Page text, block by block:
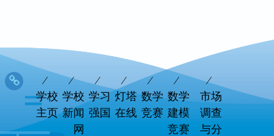
学校
主页
学校
新闻
网
学习
强国
灯塔
在线
数学
竞赛
数学
建模
竞赛
市场
调查
与分